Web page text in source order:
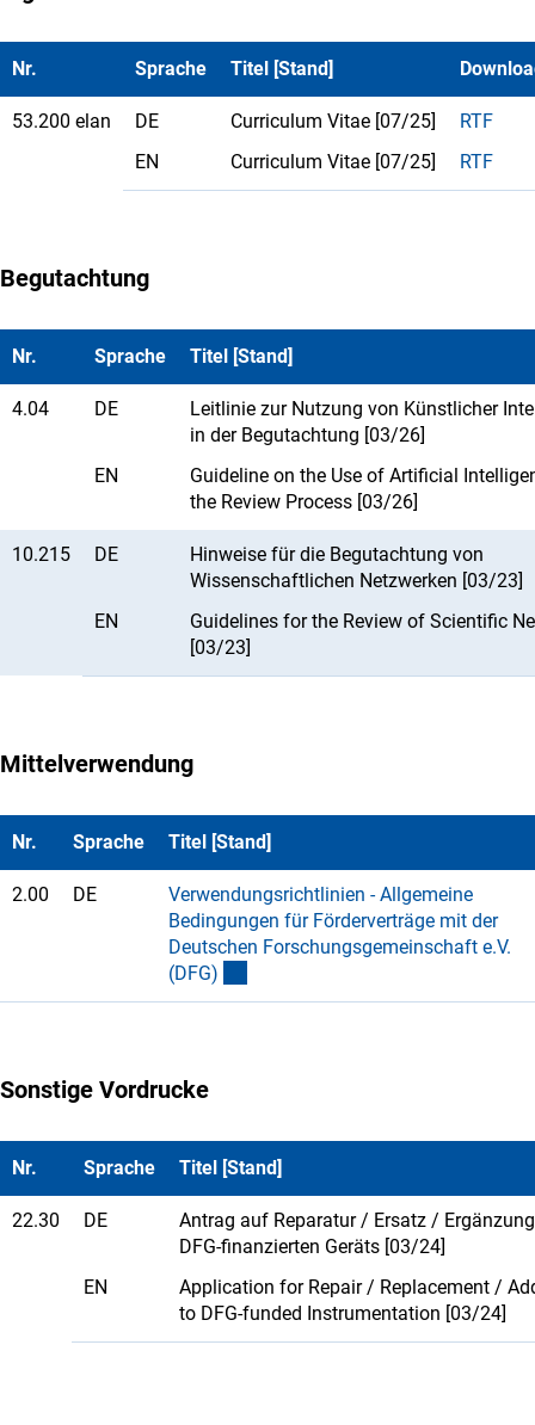
Nr. Sprache Titel [Stand]
53.200 elan DE Curriculum Vitae [07/25]
RTF
EN
Curriculum Vitae [07/25] RTF
Begutachtung
Nr. Sprache Titel [Stand]
4.04 DE
Leitlinie zur Nutzung von Künstlicher
in der Begutachtung [03/26]
EN
Guideline on the Use of Artificial
the Review Process [03/26]
10.215 DE
Hinweise für die Begutachtung von
Wissenschaftlichen Netzwerken [03/23]
EN
Guidelines for the Review of Scientific
[03/23]
Mittelverwendung
Nr. Sprache Titel [Stand]
2.00 DE
Verwendungsrichtlinien - Allgemeine
Bedingungen für Förderverträge mit der
Deutschen Forschungsgemeinschaft e.V.
(DFG)
Sonstige Vordrucke
Nr. Sprache Titel [Stand]
22.30 DE
Antrag auf Reparatur / Ersatz /
DFG-finanzierten Geräts [03/24]
EN
Application for Repair / Replacement /
to DFG-funded Instrumentation [03/24]